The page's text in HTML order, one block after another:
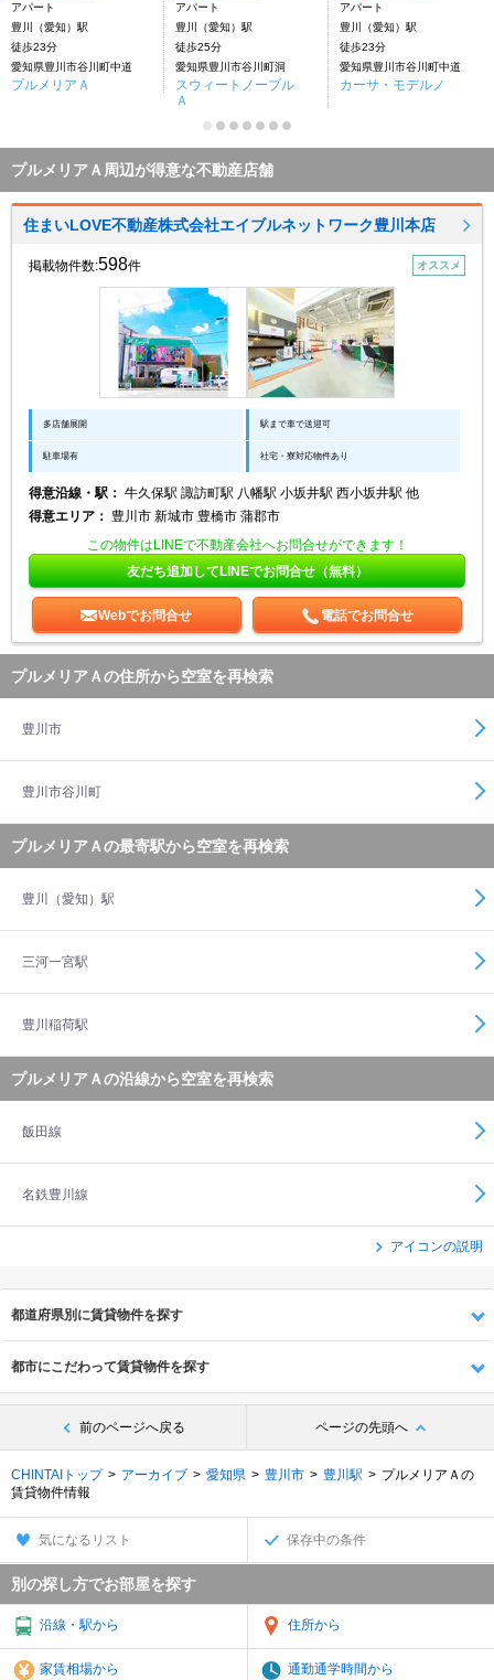
アパート
豊川（愛知）駅
徒歩23分
愛知県豊川市谷川町中道
プルメリアＡ
アパート
豊川（愛知）駅
徒歩25分
愛知県豊川市谷川町洞
スウィートノーブル
Ａ
アパート
豊川（愛知）駅
徒歩23分
愛知県豊川市谷川町中道
カーサ・モデルノ
プルメリアＡ周辺が得意な不動産店舗
住まいLOVE不動産株式会社エイブルネットワーク豊川本店
掲載物件数:598件 オススメ
多店舗展開 駅まで車で送迎可
駐車場有 社宅・寮対応物件あり
得意沿線・駅： 牛久保駅 諏訪町駅 八幡駅 小坂井駅 西小坂井駅 他
得意エリア：
豊川市 新城市 豊橋市 蒲郡市
この物件はLINEで不動産会社へお問合せができます！
友だち追加してLINEでお問合せ（無料）
Webでお問合せ 電話でお問合せ
プルメリアＡの住所から空室を再検索
豊川市
豊川市谷川町
プルメリアＡの最寄駅から空室を再検索
豊川（愛知）駅
三河一宮駅
豊川稲荷駅
プルメリアＡの沿線から空室を再検索
飯田線
名鉄豊川線
アイコンの説明
都道府県別に賃貸物件を探す
都市にこだわって賃貸物件を探す
前のページへ戻る ページの先頭へ
CHINTAIトップ アーカイブ 愛知県 豊川市 豊川駅
プルメリアＡの
賃貸物件情報
気になるリスト 保存中の条件
別の探し方でお部屋を探す
沿線・駅から 住所から
家賃相場から 通勤通学時間から